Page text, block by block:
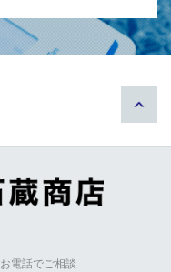
お電話でご相談